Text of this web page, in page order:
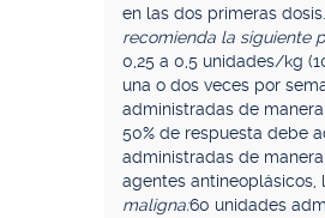
en las dos primeras
recomienda la siguiente
0,25 a 0,5 unidades/kg
una o dos veces por
administradas de
50% de respuesta debe
administradas de
agentes antineoplásicos,
maligna:60 unidades